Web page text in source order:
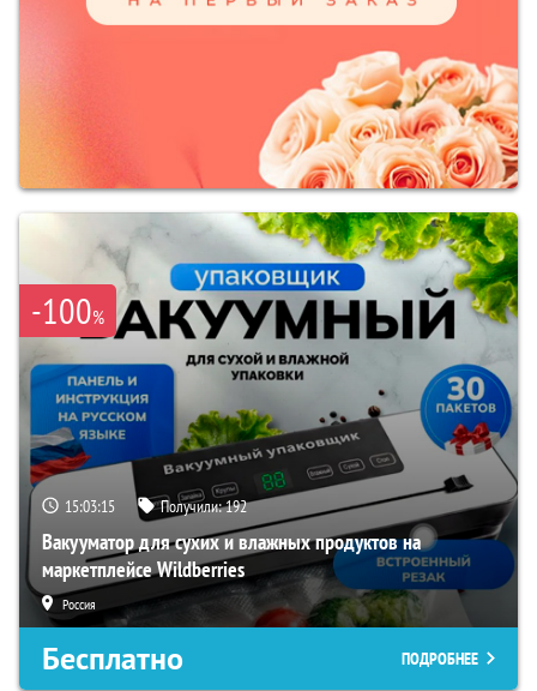
-100%
15:03:14 Получили:192
Вакууматор для сухих и влажных продуктов на
маркетплейсе Wildberries
Россия
Бесплатно ПОДРОБНЕЕ